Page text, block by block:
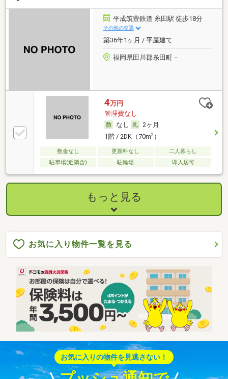
平成筑豊鉄道 糸田駅 徒歩18分
その他の交通
築36年1ヶ月 / 平屋建て
福岡県田川郡糸田町－
4万円
管理費なし
なし
2ヶ月
1階 / 2DK（70m2）
敷金なし 更新料なし
二人暮らし
駐車場(近隣含)
駐輪場 即入居可
もっと見る
お気に入り物件一覧を見る
お気に入りの物件を見逃さない！